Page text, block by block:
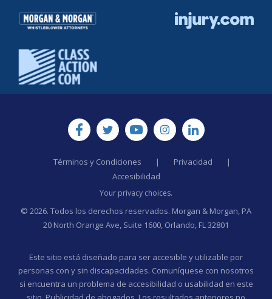
Términos y Condiciones | Privacidad
|
Accesibilidad
Your privacy choices.
© 2026. Todos los derechos reservados. Morgan & Morgan, PA
20 North Orange Ave, Suite 1600, Orlando, FL 32801
Este sitio está diseñado para ser accesible y utilizable por
personas con y sin discapacidades. Comuníquese con nosotros
si encuentra un problema de accesibilidad o usabilidad en este